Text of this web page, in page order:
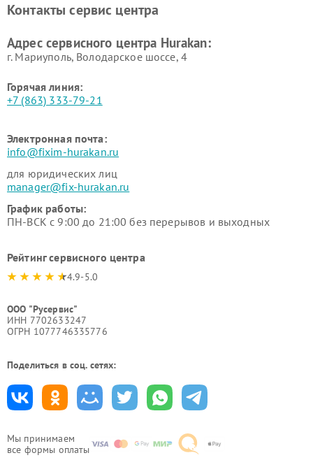
Мы принимаем
все формы оплаты
Hurakan
Контакты сервис центра
Адрес сервисного центра Hurakan:
г. Мариуполь, Володарское шоссе, 4
Горячая линия:
+7 (863) 333-79-21
Электронная почта:
info@fixim-hurakan.ru
для юридических лиц
manager@fix-hurakan.ru
График работы:
ПН-ВСК с 9:00 до 21:00 без перерывов и выходных
Рейтинг сервисного центра
4.9-5.0
ООО "Русервис"
ИНН 7702633247
ОГРН 1077746335776
Поделиться в соц. сетях: